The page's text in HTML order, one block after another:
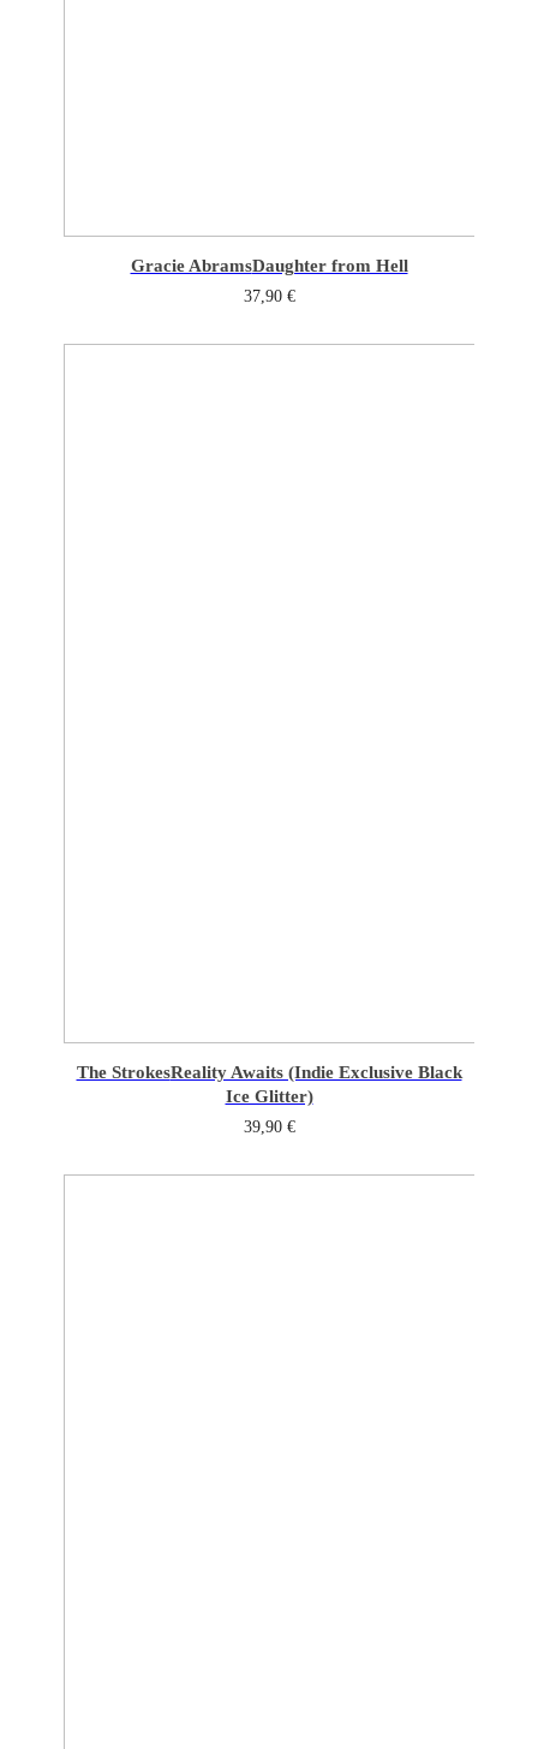
Gracie AbramsDaughter from Hell
37,90 €
The StrokesReality Awaits (Indie Exclusive Black
Ice Glitter)
39,90 €